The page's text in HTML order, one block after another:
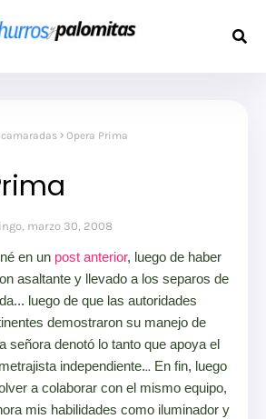
camaradas Opera Prima
marzo 30, 2008
en un post anterior, luego de haber
asaltante y llevado a los separos de
luego de que las autoridades
demostraron su manejo de
señora denotó lo tanto que apoya el
independiente... En fin, luego
a colaborar con el mismo equipo,
mis habilidades como iluminador y